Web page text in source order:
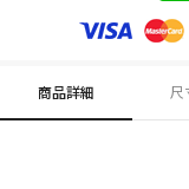
商品詳細 尺